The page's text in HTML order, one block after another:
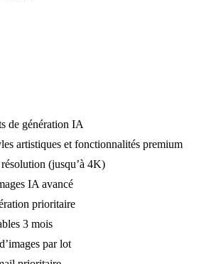
de génération IA
artistiques et fonctionnalités premium
(jusqu’à 4K)
IA avancé
prioritaire
3 mois
par lot